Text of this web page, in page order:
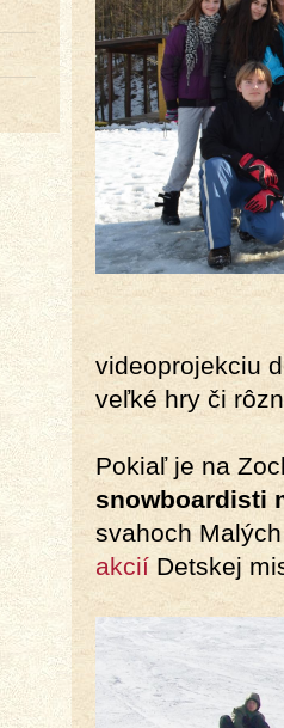
videoprojekciu
veľké hry či
Pokiaľ je na
snowboardisti
svahoch
akcií Detskej